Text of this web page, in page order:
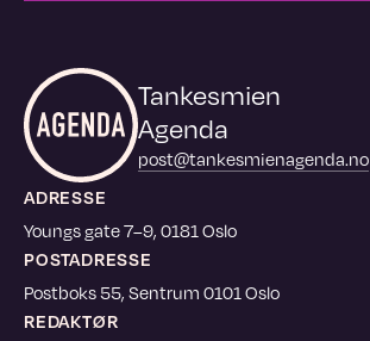
Tankesmien
Agenda
post@tankesmienagenda.no
ADRESSE
Youngs gate 7–9, 0181 Oslo
POSTADRESSE
Postboks 55, Sentrum 0101 Oslo
REDAKTØR